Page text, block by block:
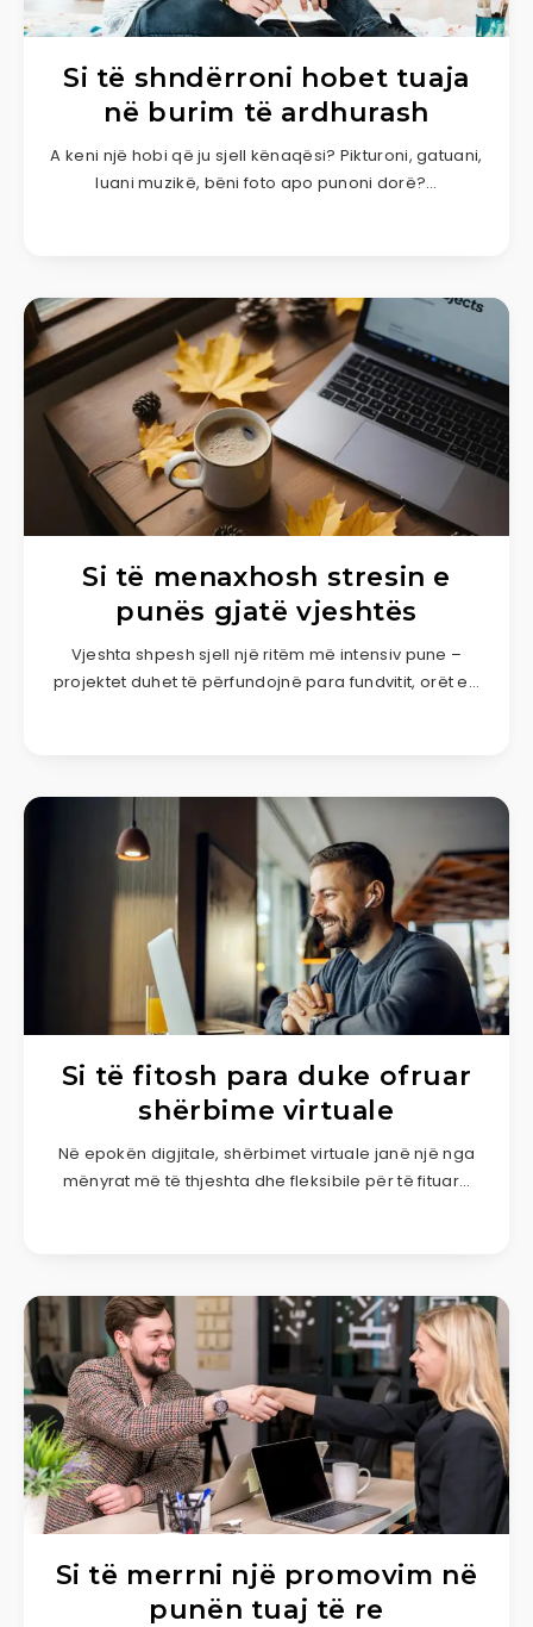
Si të shndërroni hobet tuaja
në burim të ardhurash
A keni një hobi që ju sjell kënaqësi? Pikturoni, gatuani,
luani muzikë, bëni foto apo punoni dorë?…
Si të menaxhosh stresin e
punës gjatë vjeshtës
Vjeshta shpesh sjell një ritëm më intensiv pune –
projektet duhet të përfundojnë para fundvitit, orët e…
Si të fitosh para duke ofruar
shërbime virtuale
Në epokën digjitale, shërbimet virtuale janë një nga
mënyrat më të thjeshta dhe fleksibile për të fituar…
Si të merrni një promovim në
punën tuaj të re